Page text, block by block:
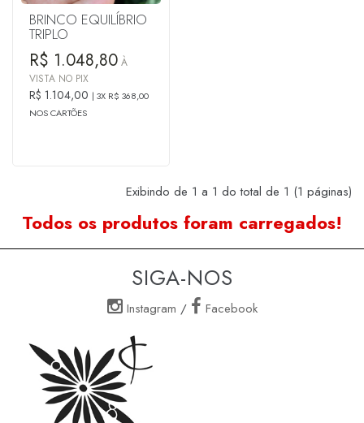
BRINCO EQUILÍBRIO
TRIPLO
R$ 1.048,80 À
VISTA NO PIX
R$ 1.104,00
3X R$ 368,00
NOS CARTÕES
Exibindo de 1 a 1 do total de 1 (1 páginas)
Todos os produtos foram carregados!
SIGA-NOS
Instagram / Facebook